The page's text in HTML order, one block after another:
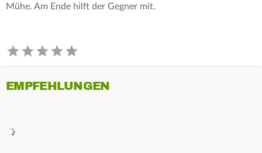
Mühe. Am Ende hilft der Gegner mit.
EMPFEHLUNGEN